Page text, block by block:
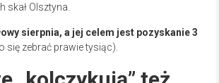
skał Olsztyna.
sierpnia, a jej celem jest pozyskanie 3
się zebrać prawie tysiąc).